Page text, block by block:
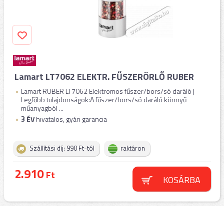
Lamart LT7062 ELEKTR. FŰSZERÖRLŐ RUBER
Lamart RUBER LT7062 Elektromos fűszer/bors/só daráló |
Legfőbb tulajdonságok:A fűszer/bors/só daráló könnyű
műanyagból ...
3 ÉVhivatalos, gyári garancia
Szállítási díj: 990 Ft-tól raktáron
2.910Ft KOSÁRBA